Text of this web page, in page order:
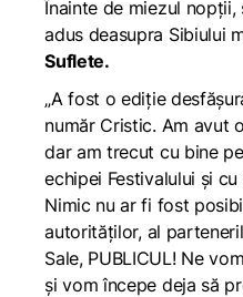
Înainte de miezul
adus deasupra Sibiului
Suflete.
„A fost o ediție
număr Cristic. Am avut
dar am trecut cu bine
echipei Festivalului și
Nimic nu ar fi fost
autorităților, al
Sale, PUBLICUL! Ne
și vom începe deja să